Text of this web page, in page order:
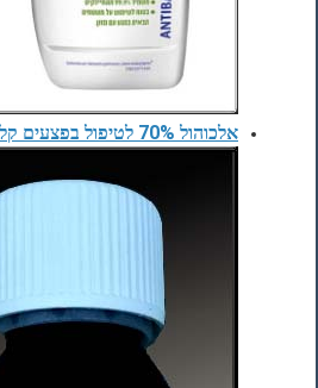
אלכוהול 70% לטיפול בפצעים קלים בכוויות